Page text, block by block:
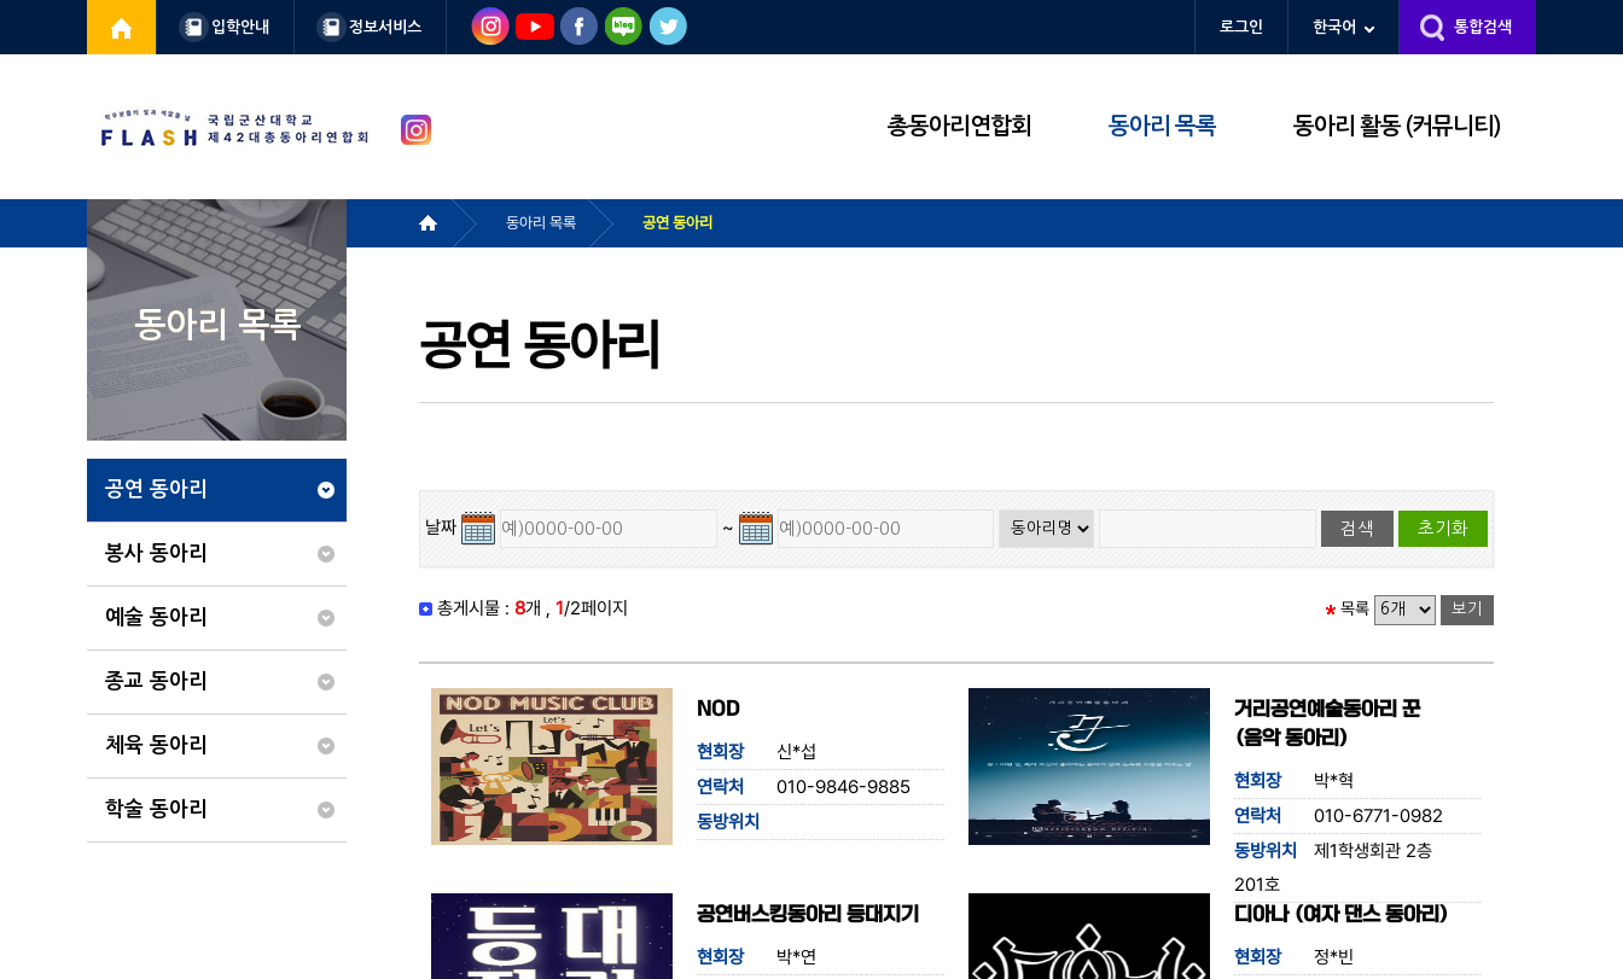
입학안내 정보서비스 로그인 한국어 통합검색
총동아리연합회 동아리 목록 동아리 활동 (커뮤니티)
동아리 목록
공연 동아리
봉사 동아리
예술 동아리
종교 동아리
체육 동아리
학술 동아리
동아리 목록 공연 동아리
공연 동아리
날짜 ~
총게시물 : 8개 , 1/2페이지 목록
NOD
현회장
신*섭
연락처
010-9846-9885
동방위치
거리공연예술동아리 꾼
(음악 동아리)
현회장
박*혁
연락처
010-6771-0982
동방위치
제1학생회관 2층
201호
공연버스킹동아리 등대지기
현회장
박*연
디아나 (여자 댄스 동아리)
현회장
정*빈